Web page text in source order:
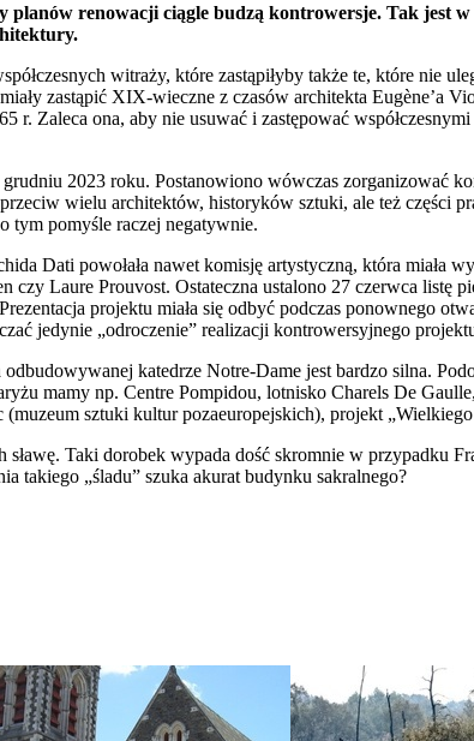
renowacji ciągle budzą kontrowersje. Tak jest
witraży, które zastąpiłyby także te, które nie
zastąpić XIX-wieczne z czasów architekta Eugène’a
r. Zaleca ona, aby nie usuwać i zastępować
2023 roku. Postanowiono wówczas zorganizować
wielu architektów, historyków sztuki, ale też części
tym pomyśle raczej negatywnie.
Dati powołała nawet komisję artystyczną, która
Laure Prouvost. Ostateczna ustalono 27 czerwca listę
projektu miała się odbyć podczas ponownego
jedynie „odroczenie” realizacji kontrowersyjnego
odbudowywanej katedrze Notre-Dame jest bardzo silna.
mamy np. Centre Pompidou, lotnisko Charels De
sztuki kultur pozaeuropejskich), projekt
Taki dorobek wypada dość skromnie w przypadku
takiego „śladu” szuka akurat budynku sakralnego?